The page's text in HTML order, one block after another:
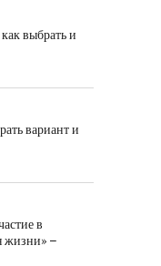
выбрать и
вариант и
в
жизни» –